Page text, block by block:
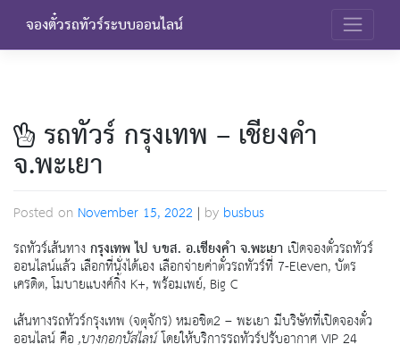
content
จองตั๋วรถทัวร์ระบบออนไลน์
รถทัวร์ กรุงเทพ – เชียงคำ
จ.พะเยา
Posted on November 15, 2022 | by busbus
รถทัวร์เส้นทาง กรุงเทพ ไป บขส. อ.เชียงคำ จ.พะเยา เปิดจองตั๋วรถทัวร์
ออนไลน์แล้ว เลือกที่นั่งได้เอง เลือกจ่ายค่าตั๋วรถทัวร์ที่ 7-Eleven, บัตร
เครดิต, โมบายแบงค์กิ้ง K+, พร้อมเพย์, Big C
เส้นทางรถทัวร์กรุงเทพ (จตุจักร) หมอชิต2 – พะเยา มีบริษัทที่เปิดจองตั๋ว
ออนไลน์ คือ,บางกอกบัสไลน์โดยให้บริการรถทัวร์ปรับอากาศ VIP 24